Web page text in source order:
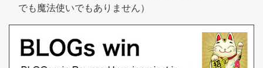
でも魔法使いでもありません）